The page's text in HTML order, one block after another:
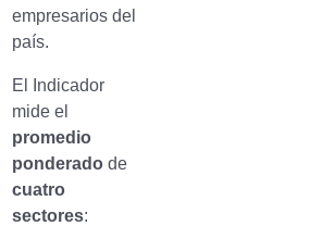
empresarios del
país.
El Indicador
mide el
promedio
ponderadode
cuatro
sectores: